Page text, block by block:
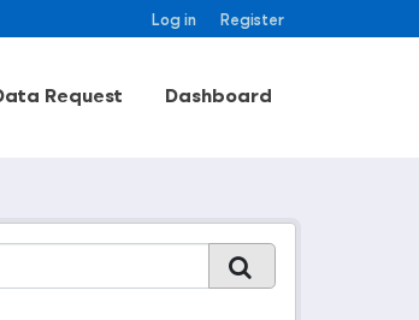
Log in Register
Request Dashboard